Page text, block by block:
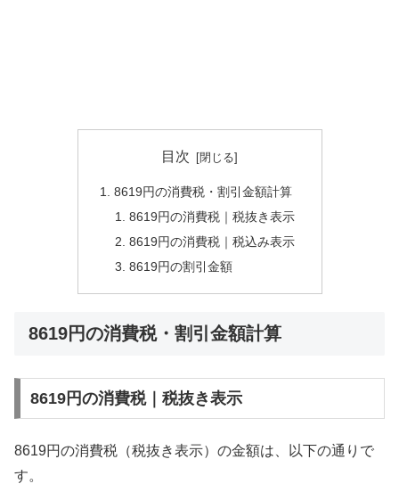
目次
8619円の消費税・割引金額計算
8619円の消費税｜税抜き表示
8619円の消費税｜税込み表示
8619円の割引金額
8619円の消費税・割引金額計算
8619円の消費税｜税抜き表示
8619円の消費税（税抜き表示）の金額は、以下の通りで
す。